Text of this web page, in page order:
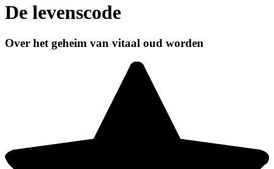
De levenscode
Over het geheim van vitaal oud worden